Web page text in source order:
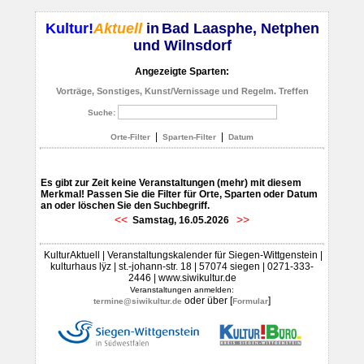
Kultur!Aktuellin Bad Laasphe, Netphen
und Wilnsdorf
Angezeigte Sparten:
Vorträge, Sonstiges, Kunst/Vernissage und Regelm. Treffen
Suche:
Orte-Filter Sparten-Filter Datum
Es gibt zur Zeit keine Veranstaltungen (mehr) mit diesem
Merkmal! Passen Sie die Filter für Orte, Sparten oder Datum
an oder löschen Sie den Suchbegriff.
<< Samstag, 16.05.2026 >>
KulturAktuell | Veranstaltungskalender für Siegen-Wittgenstein |
kulturhaus lÿz | st.-johann-str. 18 | 57074 siegen | 0271-333-
2446 | www.siwikultur.de
Veranstaltungen anmelden:
termine@siwikultur.de oder über [Formular]